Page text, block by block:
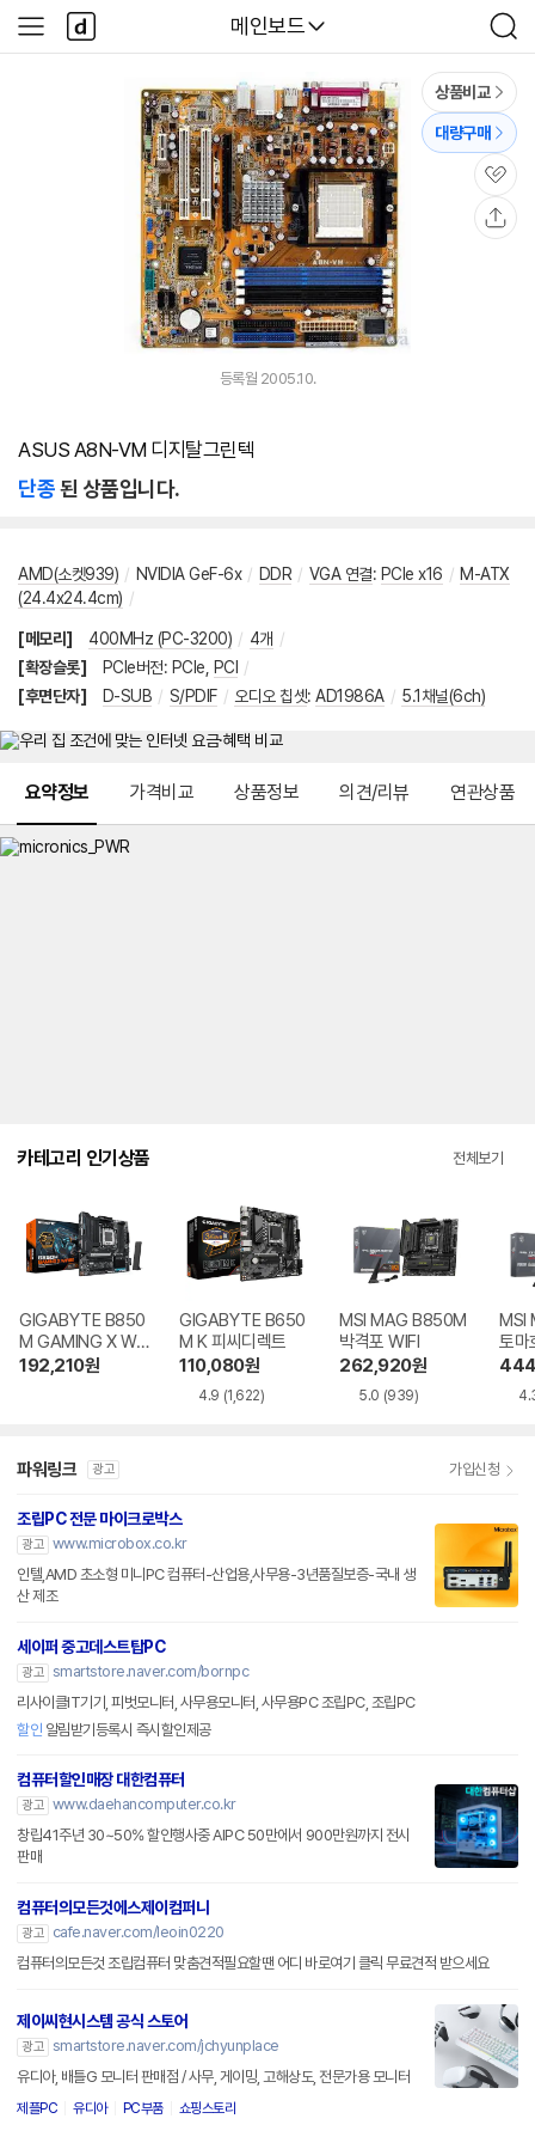
다나와
메인보드
검
색
사
이
다
나
와
상품비교
대량구매
관
심
등록월 2005.10.
ASUS A8N-VM 디지탈그린텍
단종된 상품입니다.
AMD(소켓939) / NVIDIA GeF-6x / DDR / VGA 연결: PCIe x16 / M-ATX
(24.4x24.4cm) /
[메모리] 400MHz (PC-3200) / 4개 /
[확장슬롯]
PCIe버전: PCIe PCI /
[후면단자]
D-SUB / S/PDIF / 오디오 칩셋: AD1986A / 5.1채널(6ch)
요약정보 가격비교 상품정보 의견/리뷰 연관상품
카테고리 인기상품 전체보기
GIGABYTE B850
M GAMING X WIF
I6E 제이씨현
192,210원
GIGABYTE B650
M K 피씨디렉트
110,080원
4.9 (1,622)
MSI MAG B850M
박격포 WIFI
262,920원
5.0 (939)
MSI
토마
파워링크 광고 가입신청
조립PC 전문 마이크로박스
광고 www.microbox.co.kr
인텔,AMD 초소형 미니PC 컴퓨터-산업용,사무용-3년품질보증-국내 생
산 제조
세이퍼 중고데스트탑PC
광고 smartstore.naver.com/bornpc
리사이클IT기기, 피벗모니터, 사무용모니터, 사무용PC 조립PC, 조립PC
할인 알림받기등록시 즉시할인제공
컴퓨터할인매장 대한컴퓨터
광고 www.daehancomputer.co.kr
창립41주년 30~50% 할인행사중 AIPC 50만에서 900만원까지 전시
판매
컴퓨터의모든것에스제이컴퍼니
광고
cafe.naver.com/leoin0220
컴퓨터의모든것 조립컴퓨터 맞춤견적필요할땐 어디 바로여기 클릭 무료견적 받으세요
제이씨현시스템 공식 스토어
광고 smartstore.naver.com/jchyunplace
유디아, 배틀G 모니터 판매점 / 사무, 게이밍, 고해상도, 전문가용 모니터
제플PC 유디아 PC부품 쇼핑스토리